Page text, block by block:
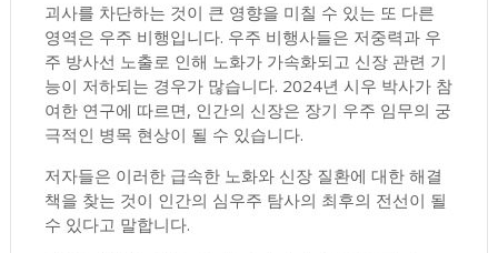
괴사를 차단하는 것이 큰 영향을 미칠 수 있는 또 다른
영역은 우주 비행입니다. 우주 비행사들은 저중력과 우
주 방사선 노출로 인해 노화가 가속화되고 신장 관련 기
능이 저하되는 경우가 많습니다. 2024년 시우 박사가 참
여한 연구에 따르면, 인간의 신장은 장기 우주 임무의 궁
극적인 병목 현상이 될 수 있습니다.
저자들은 이러한 급속한 노화와 신장 질환에 대한 해결
책을 찾는 것이 인간의 심우주 탐사의 최후의 전선이 될
수 있다고 말합니다.